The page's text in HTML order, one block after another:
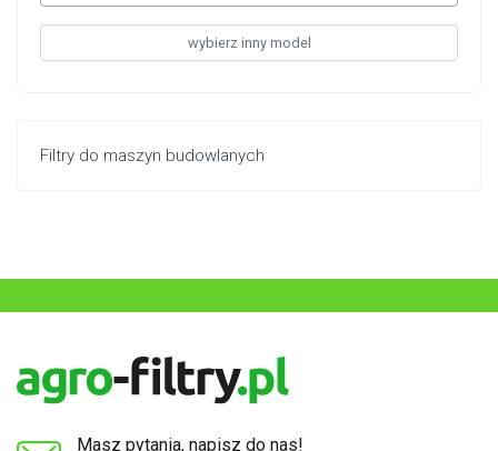
wybierz inny model
Filtry do maszyn budowlanych
Masz pytania, napisz do nas!